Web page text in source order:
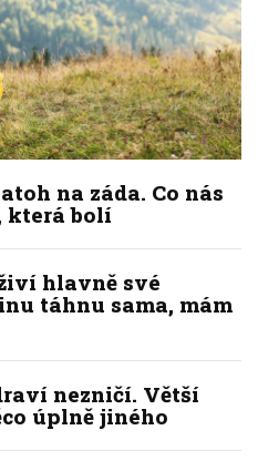
na záda. Co nás
která bolí
hlavně své
táhnu sama, mám
nezničí. Větší
úplně jiného